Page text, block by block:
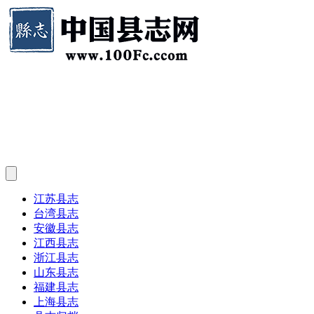
江苏县志
台湾县志
安徽县志
江西县志
浙江县志
山东县志
福建县志
上海县志